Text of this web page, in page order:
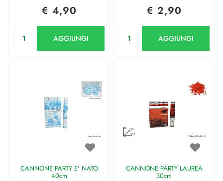
€ 4,90
AGGIUNGI
€ 2,90
AGGIUNGI
CANNONE PARTY E' NATO
40cm
CANNONE PARTY LAUREA
30cm